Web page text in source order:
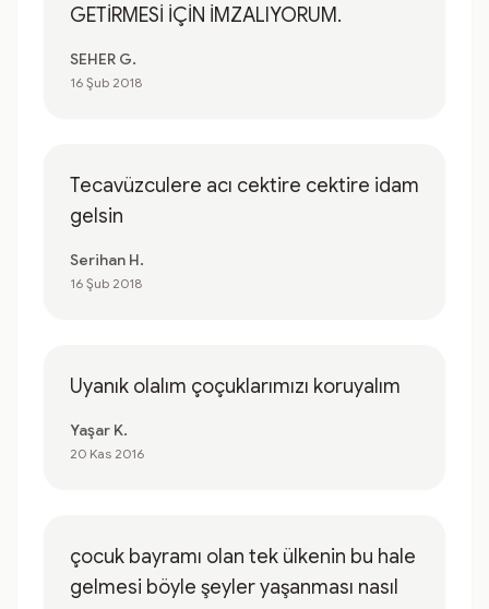
GETİRMESİ İÇİN İMZALIYORUM.
SEHER G.
16 Şub 2018
Tecavüzculere acı cektire cektire idam
gelsin
Serihan H.
16 Şub 2018
Uyanık olalım çoçuklarımızı koruyalım
Yaşar K.
20 Kas 2016
çocuk bayramı olan tek ülkenin bu hale
gelmesi böyle şeyler yaşanması nasıl